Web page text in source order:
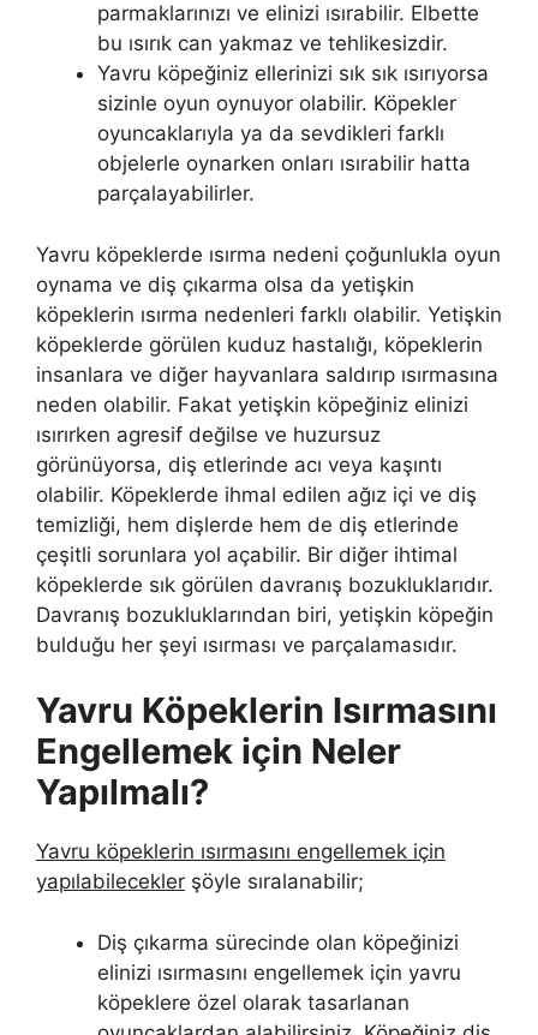
parmaklarınızı ve elinizi ısırabilir. Elbette
bu ısırık can yakmaz ve tehlikesizdir.
Yavru köpeğiniz ellerinizi sık sık ısırıyorsa
sizinle oyun oynuyor olabilir. Köpekler
oyuncaklarıyla ya da sevdikleri farklı
objelerle oynarken onları ısırabilir hatta
parçalayabilirler.
Yavru köpeklerde ısırma nedeni çoğunlukla oyun
oynama ve diş çıkarma olsa da yetişkin
köpeklerin ısırma nedenleri farklı olabilir. Yetişkin
köpeklerde görülen kuduz hastalığı, köpeklerin
insanlara ve diğer hayvanlara saldırıp ısırmasına
neden olabilir. Fakat yetişkin köpeğiniz elinizi
ısırırken agresif değilse ve huzursuz
görünüyorsa, diş etlerinde acı veya kaşıntı
olabilir. Köpeklerde ihmal edilen ağız içi ve diş
temizliği, hem dişlerde hem de diş etlerinde
çeşitli sorunlara yol açabilir. Bir diğer ihtimal
köpeklerde sık görülen davranış bozukluklarıdır.
Davranış bozukluklarından biri, yetişkin köpeğin
bulduğu her şeyi ısırması ve parçalamasıdır.
Yavru Köpeklerin Isırmasını
Engellemek için Neler
Yapılmalı?
Yavru köpeklerin ısırmasını engellemek için
yapılabilecekler şöyle sıralanabilir;
Diş çıkarma sürecinde olan köpeğinizi
elinizi ısırmasını engellemek için yavru
köpeklere özel olarak tasarlanan